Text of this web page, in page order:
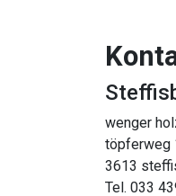
wenger
töpferweg
3613
Tel. 033